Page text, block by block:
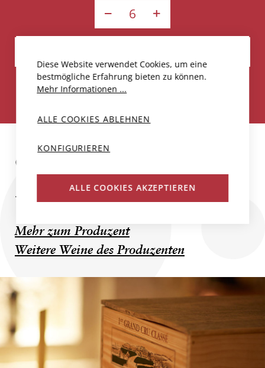
Weniger als 30 Flaschen verfügbar
CHÂTEAU PAVIE
...
Mehr zum Produzent
Weitere Weine des Produzenten
Diese Website verwendet Cookies, um eine
bestmögliche Erfahrung bieten zu können.
Mehr Informationen ...
ALLE COOKIES ABLEHNEN
KONFIGURIEREN
ALLE COOKIES AKZEPTIEREN